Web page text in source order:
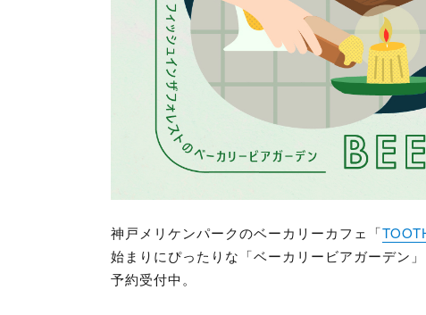
神戸メリケンパークのベーカリーカフェ「
始まりにぴったりな「ベーカリービアガーデン
予約受付中。